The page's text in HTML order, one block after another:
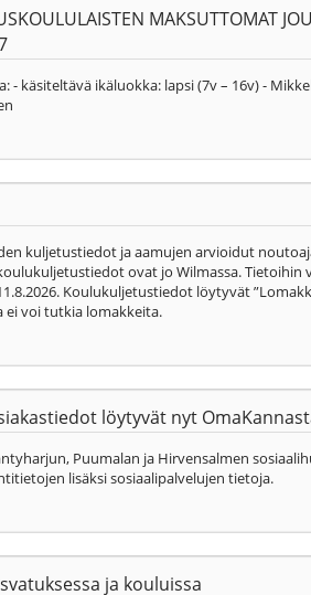
MAKSUTTOMAT
käsiteltävä ikäluokka: lapsi (7v – 16v) -
kuljetustiedot ja aamujen arvioidut
ovat jo Wilmassa.
Koulukuljetustiedot löytyvät
ei voi tutkia lomakkeita.
löytyvät nyt
Puumalan ja Hirvensalmen
lisäksi sosiaalipalvelujen tietoja.
ja kouluissa